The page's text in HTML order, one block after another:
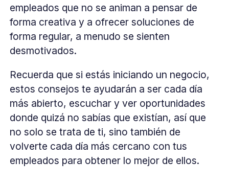
empleados que no se animan a pensar de
forma creativa y a ofrecer soluciones de
forma regular, a menudo se sienten
desmotivados.
Recuerda que si estás iniciando un negocio,
estos consejos te ayudarán a ser cada día
más abierto, escuchar y ver oportunidades
donde quizá no sabías que existían, así que
no solo se trata de ti, sino también de
volverte cada día más cercano con tus
empleados para obtener lo mejor de ellos.